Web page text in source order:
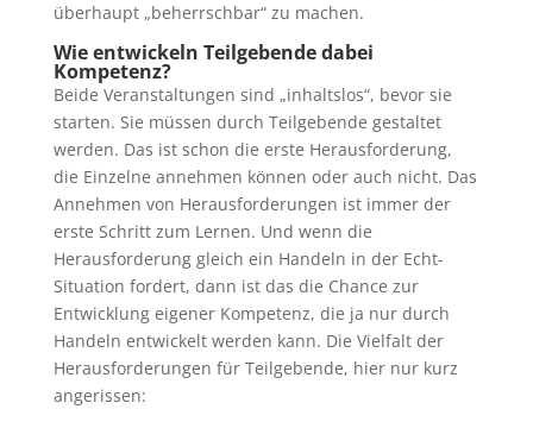
überhaupt „beherrschbar“ zu machen.
Wie entwickeln Teilgebende dabei
Kompetenz?
Beide Veranstaltungen sind „inhaltslos“, bevor sie
starten. Sie müssen durch Teilgebende gestaltet
werden. Das ist schon die erste Herausforderung,
die Einzelne annehmen können oder auch nicht. Das
Annehmen von Herausforderungen ist immer der
erste Schritt zum Lernen. Und wenn die
Herausforderung gleich ein Handeln in der Echt-
Situation fordert, dann ist das die Chance zur
Entwicklung eigener Kompetenz, die ja nur durch
Handeln entwickelt werden kann. Die Vielfalt der
Herausforderungen für Teilgebende, hier nur kurz
angerissen: